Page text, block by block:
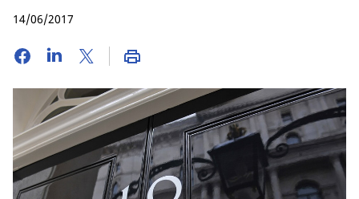
14/06/2017